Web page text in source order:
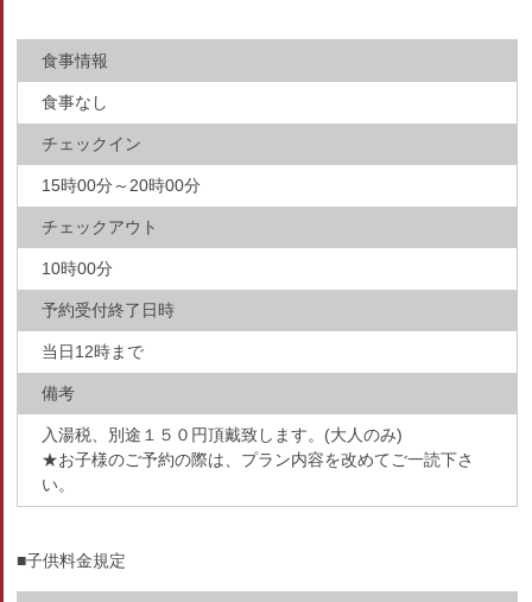
食事情報
食事なし
チェックイン
15時00分～20時00分
チェックアウト
10時00分
予約受付終了日時
当日12時まで
備考
入湯税、別途１５０円頂戴致します。(大人のみ)
★お子様のご予約の際は、プラン内容を改めてご一読下さ
い。
■子供料金規定